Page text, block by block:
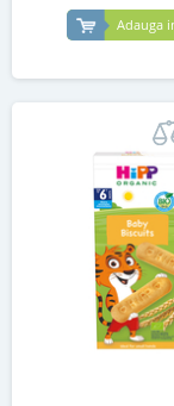
Adauga